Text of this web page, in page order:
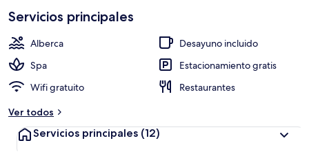
calificaciones de otros visitantes.
Servicios principales
Alberca
Desayuno incluido
Spa
Estacionamiento gratis
Wifi gratuito
Restaurantes
Ver todos
Servicios principales (12)